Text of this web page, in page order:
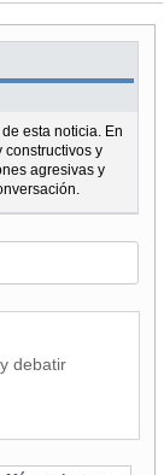
esta noticia. En
constructivos y
agresivas y
debatir